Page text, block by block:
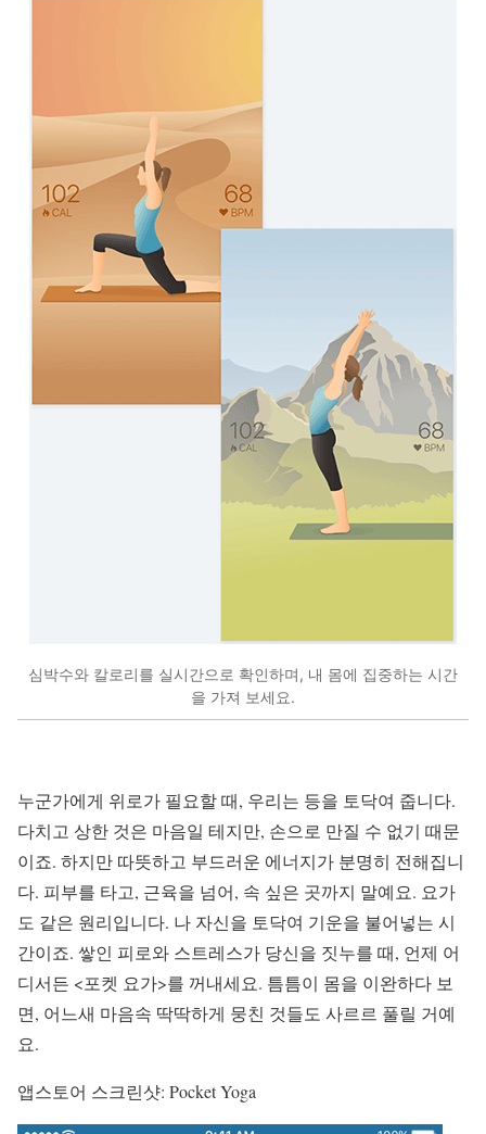
심박수와 칼로리를 실시간으로 확인하며, 내 몸에 집중하는 시간
을 가져 보세요.
누군가에게 위로가 필요할 때, 우리는 등을 토닥여 줍니다.
다치고 상한 것은 마음일 테지만, 손으로 만질 수 없기 때문
이죠. 하지만 따뜻하고 부드러운 에너지가 분명히 전해집니
다. 피부를 타고, 근육을 넘어, 속 싶은 곳까지 말예요. 요가
도 같은 원리입니다. 나 자신을 토닥여 기운을 불어넣는 시
간이죠. 쌓인 피로와 스트레스가 당신을 짓누를 때, 언제 어
디서든 <포켓 요가>를 꺼내세요. 틈틈이 몸을 이완하다 보
면, 어느새 마음속 딱딱하게 뭉친 것들도 사르르 풀릴 거예
요.
앱스토어 스크린샷: Pocket Yoga